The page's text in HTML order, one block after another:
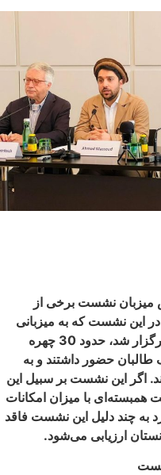
میزبان نشست برخی از
این نشست که به میزبانی
انستیتوت مطالعات بین‌المللی اتریش برگزار شد،‌ حدود 30 چهره
حضور داشتند و به
اگر این نشست بر سبیل این
با میزان امکانات
به چند دلیل این نشست فاقد
ارزیابی می‌شود.